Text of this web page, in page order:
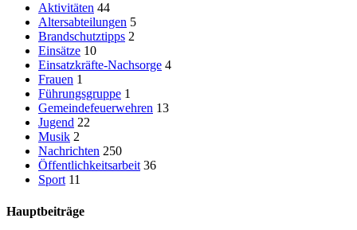
Aktivitäten 44
Altersabteilungen 5
Brandschutztipps 2
Einsätze 10
Einsatzkräfte-Nachsorge 4
Frauen 1
Führungsgruppe 1
Gemeindefeuerwehren 13
Jugend 22
Musik 2
Nachrichten 250
Öffentlichkeitsarbeit 36
Sport 11
Hauptbeiträge